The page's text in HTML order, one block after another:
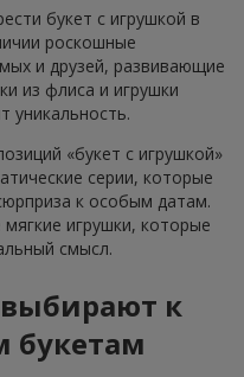
букет с игрушкой в
роскошные
и друзей, развивающие
из флиса и игрушки
уникальность.
«букет с игрушкой»
серии, которые
к особым датам.
игрушки, которые
смысл.
к
букетам